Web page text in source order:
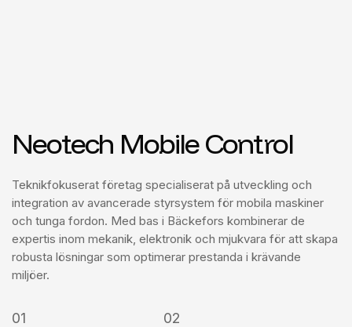
Neotech Mobile Control
Teknikfokuserat företag specialiserat på utveckling och
integration av avancerade styrsystem för mobila maskiner
och tunga fordon. Med bas i Bäckefors kombinerar de
expertis inom mekanik, elektronik och mjukvara för att skapa
robusta lösningar som optimerar prestanda i krävande
miljöer.
01 02